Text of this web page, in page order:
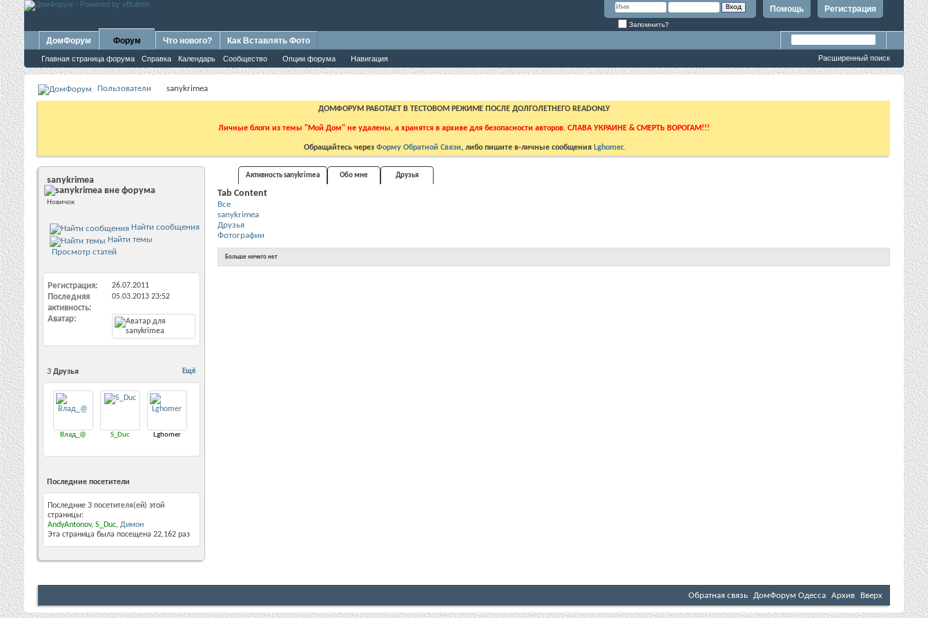
Регистрация
Помощь
Запомнить?
ДомФорум Форум
Главная страница форума Справка Календарь Сообщество Опции форума Навигация
Что нового? Как Вставлять Фото
Расширенный поиск
Пользователи sanykrimea
ДОМФОРУМ РАБОТАЕТ В ТЕСТОВОМ РЕЖИМЕ ПОСЛЕ ДОЛГОЛЕТНЕГО READONLY
Личные блоги из темы "Мой Дом" не удалены, а хранятся в архиве для безопасности авторов. СЛАВА УКРАИНЕ & СМЕРТЬ ВОРОГАМ!!!
Обращайтесь через Форму Обратной Связи, либо пишите в-личные сообщения Lghomer.
sanykrimea
Новичок
Найти сообщения
Найти темы
Просмотр статей
Регистрация 26.07.2011
Последняя
активность
05.03.2013 23:52
Аватар
Ещё
3 Друзья
Влад_@ S_Duc Lghomer
Последние посетители
Последние 3 посетителя(ей) этой
страницы:
AndyAntonov, S_Duc, Димон
Эта страница была посещена 22,162 раз
Активность sanykrimea Обо мне Друзья
Tab Content
Все
sanykrimea
Друзья
Фотографии
Больше ничего нет
Обратная связь ДомФорум Одесса Архив Вверх